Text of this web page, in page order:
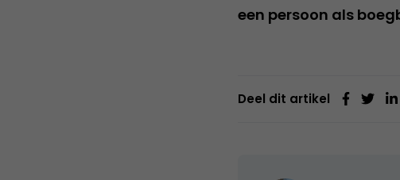
een persoon als
Deel dit artikel